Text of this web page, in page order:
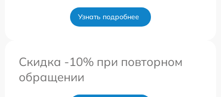
Узнать подробнее
Скидка -10% при повторном
обращении